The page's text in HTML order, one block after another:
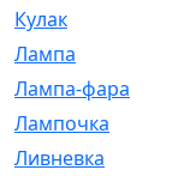
Кулак
Лампа
Лампа-фара
Лампочка
Ливневка